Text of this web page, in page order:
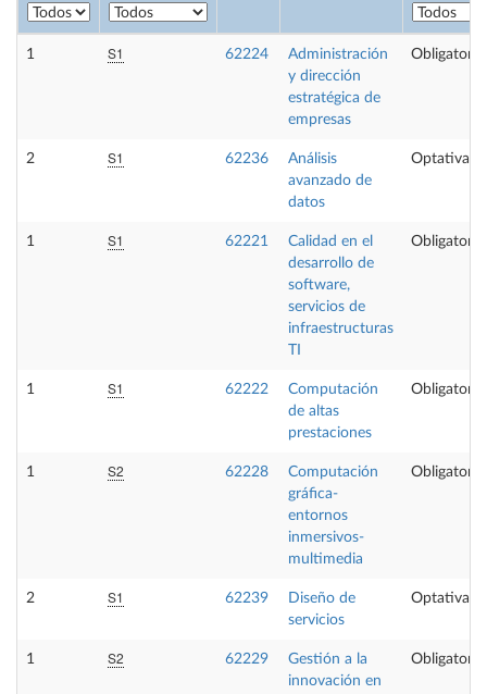
1 S1 62224
Administración
y dirección
estratégica de
empresas
Obligatoria
2 S1 62236
Análisis
avanzado de
datos
Optativa
1 S1 62221
Calidad en el
desarrollo de
software,
servicios de
infraestructuras
Obligatoria
1 S1 62222
Computación
de altas
prestaciones
Obligatoria
1 S2 62228
Computación
gráfica-
entornos
inmersivos-
multimedia
Obligatoria
2 S1 62239
Diseño de
servicios
Optativa
1 S2 62229
Gestión a la
innovación en
Obligatoria